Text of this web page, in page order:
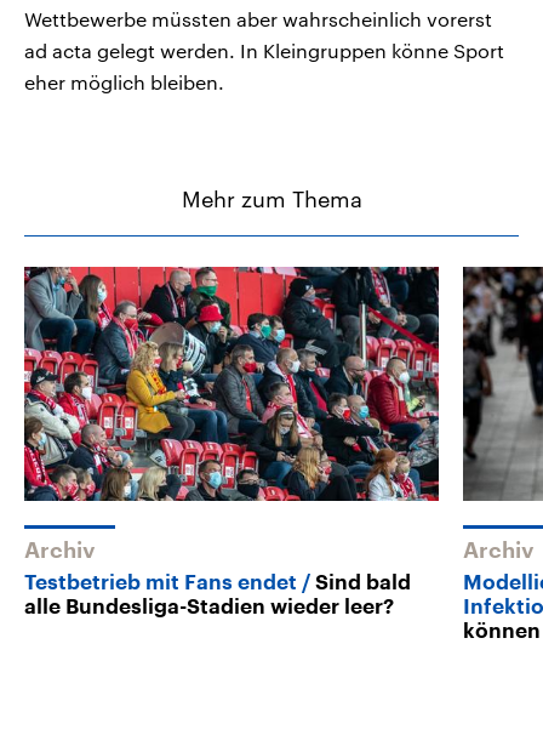
Wettbewerbe müssten aber wahrscheinlich vorerst
ad acta gelegt werden. In Kleingruppen könne Sport
eher möglich bleiben.
Mehr zum Thema
Archiv
Testbetrieb mit Fans endet
Sind bald
alle Bundesliga-Stadien wieder leer?
Archiv